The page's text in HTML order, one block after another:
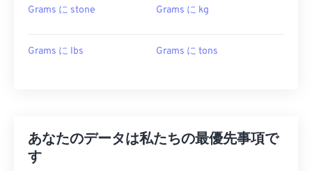
Grams に stone Grams に kg
Grams に lbs Grams に tons
あなたのデータは私たちの最優先事項で
す